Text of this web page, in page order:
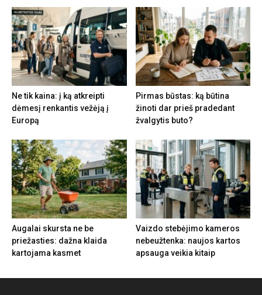
Ne tik kaina: į ką atkreipti
dėmesį renkantis vežėją į
Europą
Pirmas būstas: ką būtina
žinoti dar prieš pradedant
žvalgytis buto?
Augalai skursta ne be
priežasties: dažna klaida
kartojama kasmet
Vaizdo stebėjimo kameros
nebeužtenka: naujos kartos
apsauga veikia kitaip